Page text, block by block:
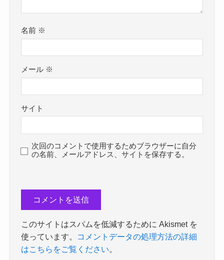
名前 ※
メール ※
サイト
次回のコメントで使用するためブラウザーに自分
の名前、メールアドレス、サイトを保存する。
このサイトはスパムを低減するために Akismet を
使っています。
コメントデータの処理方法の詳細
はこちらをご覧ください。